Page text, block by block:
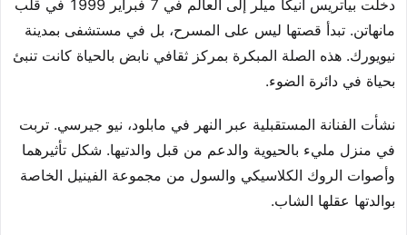
دخلت بياتريس أنيكا ميلر إلى العالم في 7 فبراير 1999 في قلب
مانهاتن. تبدأ قصتها ليس على المسرح، بل في مستشفى بمدينة
نيويورك. هذه الصلة المبكرة بمركز ثقافي نابض بالحياة كانت تنبئ
بحياة في دائرة الضوء.
نشأت الفنانة المستقبلية عبر النهر في مابلود، نيو جيرسي. تربت
في منزل مليء بالحيوية والدعم من قبل والدتيها. شكل تأثيرهما
وأصوات الروك الكلاسيكي والسول من مجموعة الفينيل الخاصة
بوالدتها عقلها الشاب.